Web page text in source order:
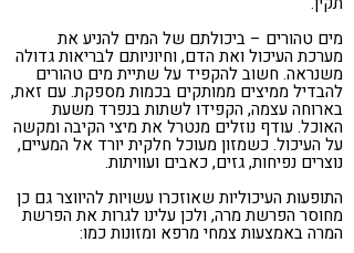
מים טהורים – ביכולתם של המים להניע את
מערכת העיכול ואת הדם, וחיוניותם לבריאות גדולה
משנראה. חשוב להקפיד על שתיית מים טהורים
להבדיל ממיצים ממותקים בכמות מספקת. עם זאת,
בארוחה עצמה, הקפידו לשתות בנפרד משעת
האוכל. עודף נוזלים מנטרל את מיצי הקיבה ומקשה
על העיכול. כשמזון מעוכל חלקית יורד אל המעיים,
נוצרים נפיחות, גזים, כאבים ועוויתות.
התופעות העיכוליות שאוזכרו עשויות להיווצר גם כן
מחוסר הפרשת מרה, ולכן עלינו לגרות את הפרשת
המרה באמצעות צמחי מרפא ומזונות כמו: